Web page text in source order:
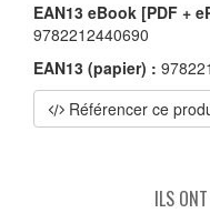
EAN13 eBook [PDF +
9782212440690
EAN13 (papier) :
Référencer ce
ILS